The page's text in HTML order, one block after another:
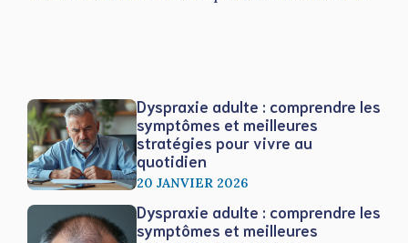
Dyspraxie adulte : comprendre les
symptômes et meilleures
stratégies pour vivre au
quotidien
20 JANVIER 2026
Dyspraxie adulte : comprendre les
symptômes et meilleures